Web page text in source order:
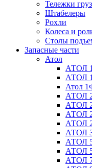
Тележки
Штабелеры
Рохли
Колеса и
Столы
Запасные части
Атол
АТОЛ
АТОЛ
Атол
АТОЛ
АТОЛ
АТОЛ
АТОЛ
АТОЛ
АТОЛ
АТОЛ
АТОЛ